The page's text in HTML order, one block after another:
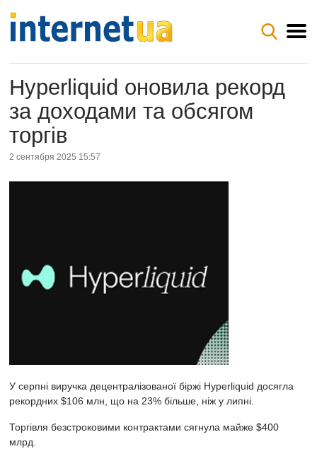
Hyperliquid оновила рекорд
за доходами та обсягом
торгів
2 сентября 2025 15:57
У серпні виручка децентралізованої біржі Hyperliquid досягла
рекордних $106 млн, що на 23% більше, ніж у липні.
Торгівля безстроковими контрактами сягнула майже $400
млрд.